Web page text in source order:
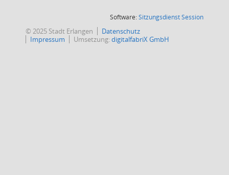
Software:SitzungsdienstSession(Wird in
© 2025 Stadt Erlangen
Datenschutz
Impressum
Umsetzung:digitalfabriX GmbH